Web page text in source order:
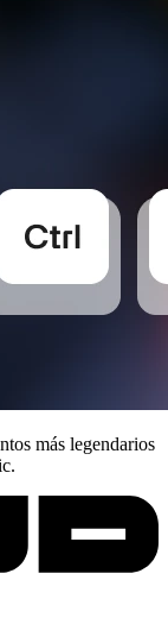
más legendarios